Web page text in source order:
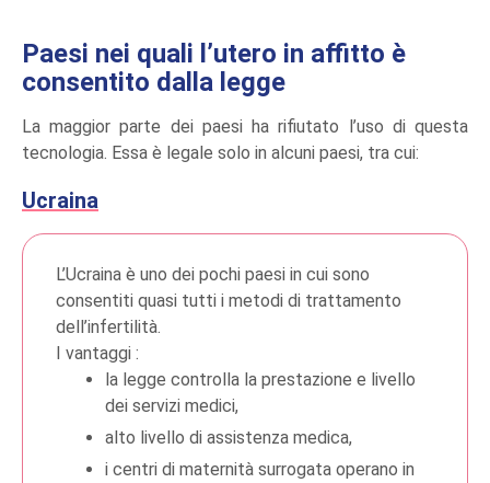
Paesi nei quali l’utero in affitto è
consentito dalla legge
La maggior parte dei paesi ha rifiutato l’uso di questa
tecnologia. Essa è legale solo in alcuni paesi, tra cui:
Ucraina
L’Ucraina è uno dei pochi paesi in cui sono
consentiti quasi tutti i metodi di trattamento
dell’infertilità.
I vantaggi :
la legge controlla la prestazione e livello
dei servizi medici,
alto livello di assistenza medica,
i centri di maternità surrogata operano in